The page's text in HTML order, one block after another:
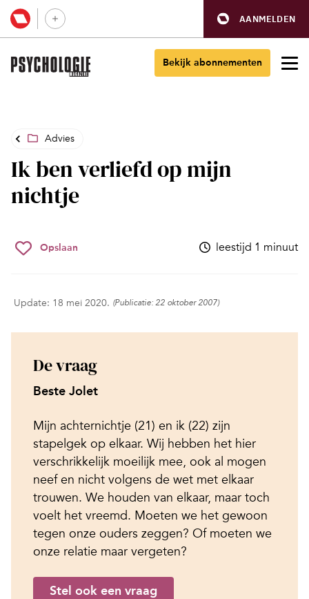
AANMELDEN
Bekijk abonnementen
Advies
Ik ben verliefd op mijn
nichtje
Opslaan leestijd 1 minuut
Update: 18 mei 2020. (Publicatie: 22 oktober 2007)
De vraag
Beste Jolet
Mijn achternichtje (21) en ik (22) zijn
stapelgek op elkaar. Wij hebben het hier
verschrikkelijk moeilijk mee, ook al mogen
neef en nicht volgens de wet met elkaar
trouwen. We houden van elkaar, maar toch
voelt het vreemd. Moeten we het gewoon
tegen onze ouders zeggen? Of moeten we
onze relatie maar vergeten?
Stel ook een vraag